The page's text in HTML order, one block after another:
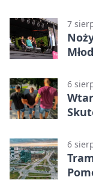
7
6
6